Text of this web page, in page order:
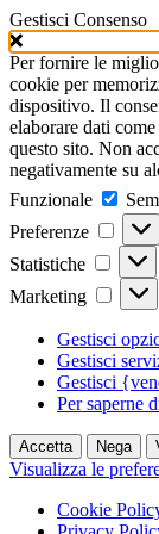
Gestisci Consenso
Per fornire le
cookie per
dispositivo. Il
elaborare dati
questo sito. Non
negativamente su
Funzionale
Preferenze
Statistiche
Marketing
Gestisci
Gestisci
Gestisci
Per saperne
Accetta Nega
Visualizza le
Cookie